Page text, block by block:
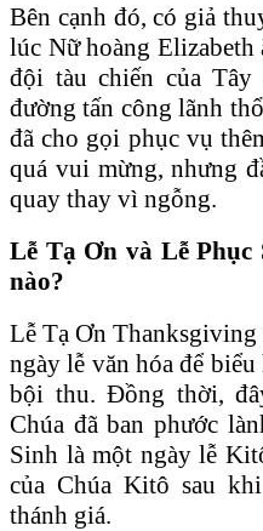
Bên cạnh đó, có giả
lúc Nữ hoàng
đội tàu chiến của
đường tấn công lãnh
đã cho gọi phục vụ
quá vui mừng, nhưng
quay thay vì ngỗng.
Lễ Tạ Ơn và Lễ
nào?
Lễ Tạ Ơn
ngày lễ văn hóa để
bội thu. Đồng thời,
Chúa đã ban phước
Sinh là một ngày lễ
của Chúa Kitô sau
thánh giá.